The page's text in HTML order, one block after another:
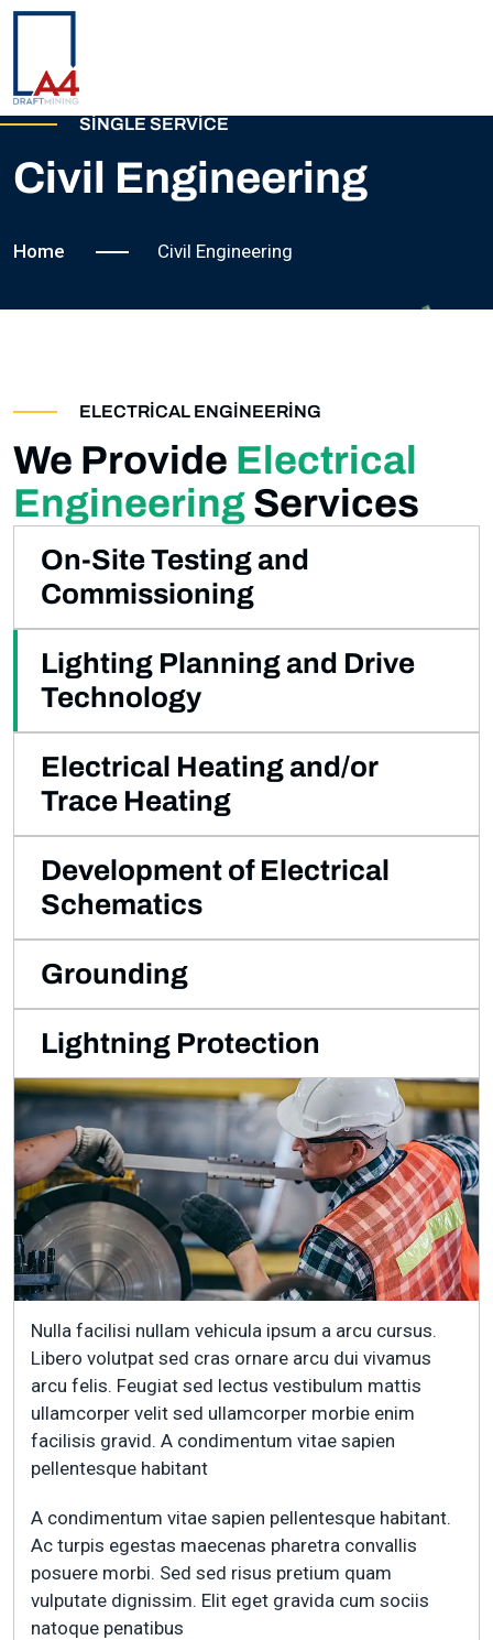
PROJELERIMIZ
İLETIŞIM
SINGLE SERVICE
Civil Engineering
Home Civil Engineering
ELECTRICAL ENGINEERING
We Provide Electrical
Engineering Services
On-Site Testing and
Commissioning
Lighting Planning and Drive
Technology
Electrical Heating and/or
Trace Heating
Development of Electrical
Schematics
Grounding
Lightning Protection
Nulla facilisi nullam vehicula ipsum a arcu cursus.
Libero volutpat sed cras ornare arcu dui vivamus
arcu felis. Feugiat sed lectus vestibulum mattis
ullamcorper velit sed ullamcorper morbie enim
facilisis gravid. A condimentum vitae sapien
pellentesque habitant
A condimentum vitae sapien pellentesque habitant.
Ac turpis egestas maecenas pharetra convallis
posuere morbi. Sed sed risus pretium quam
vulputate dignissim. Elit eget gravida cum sociis
natoque penatibus